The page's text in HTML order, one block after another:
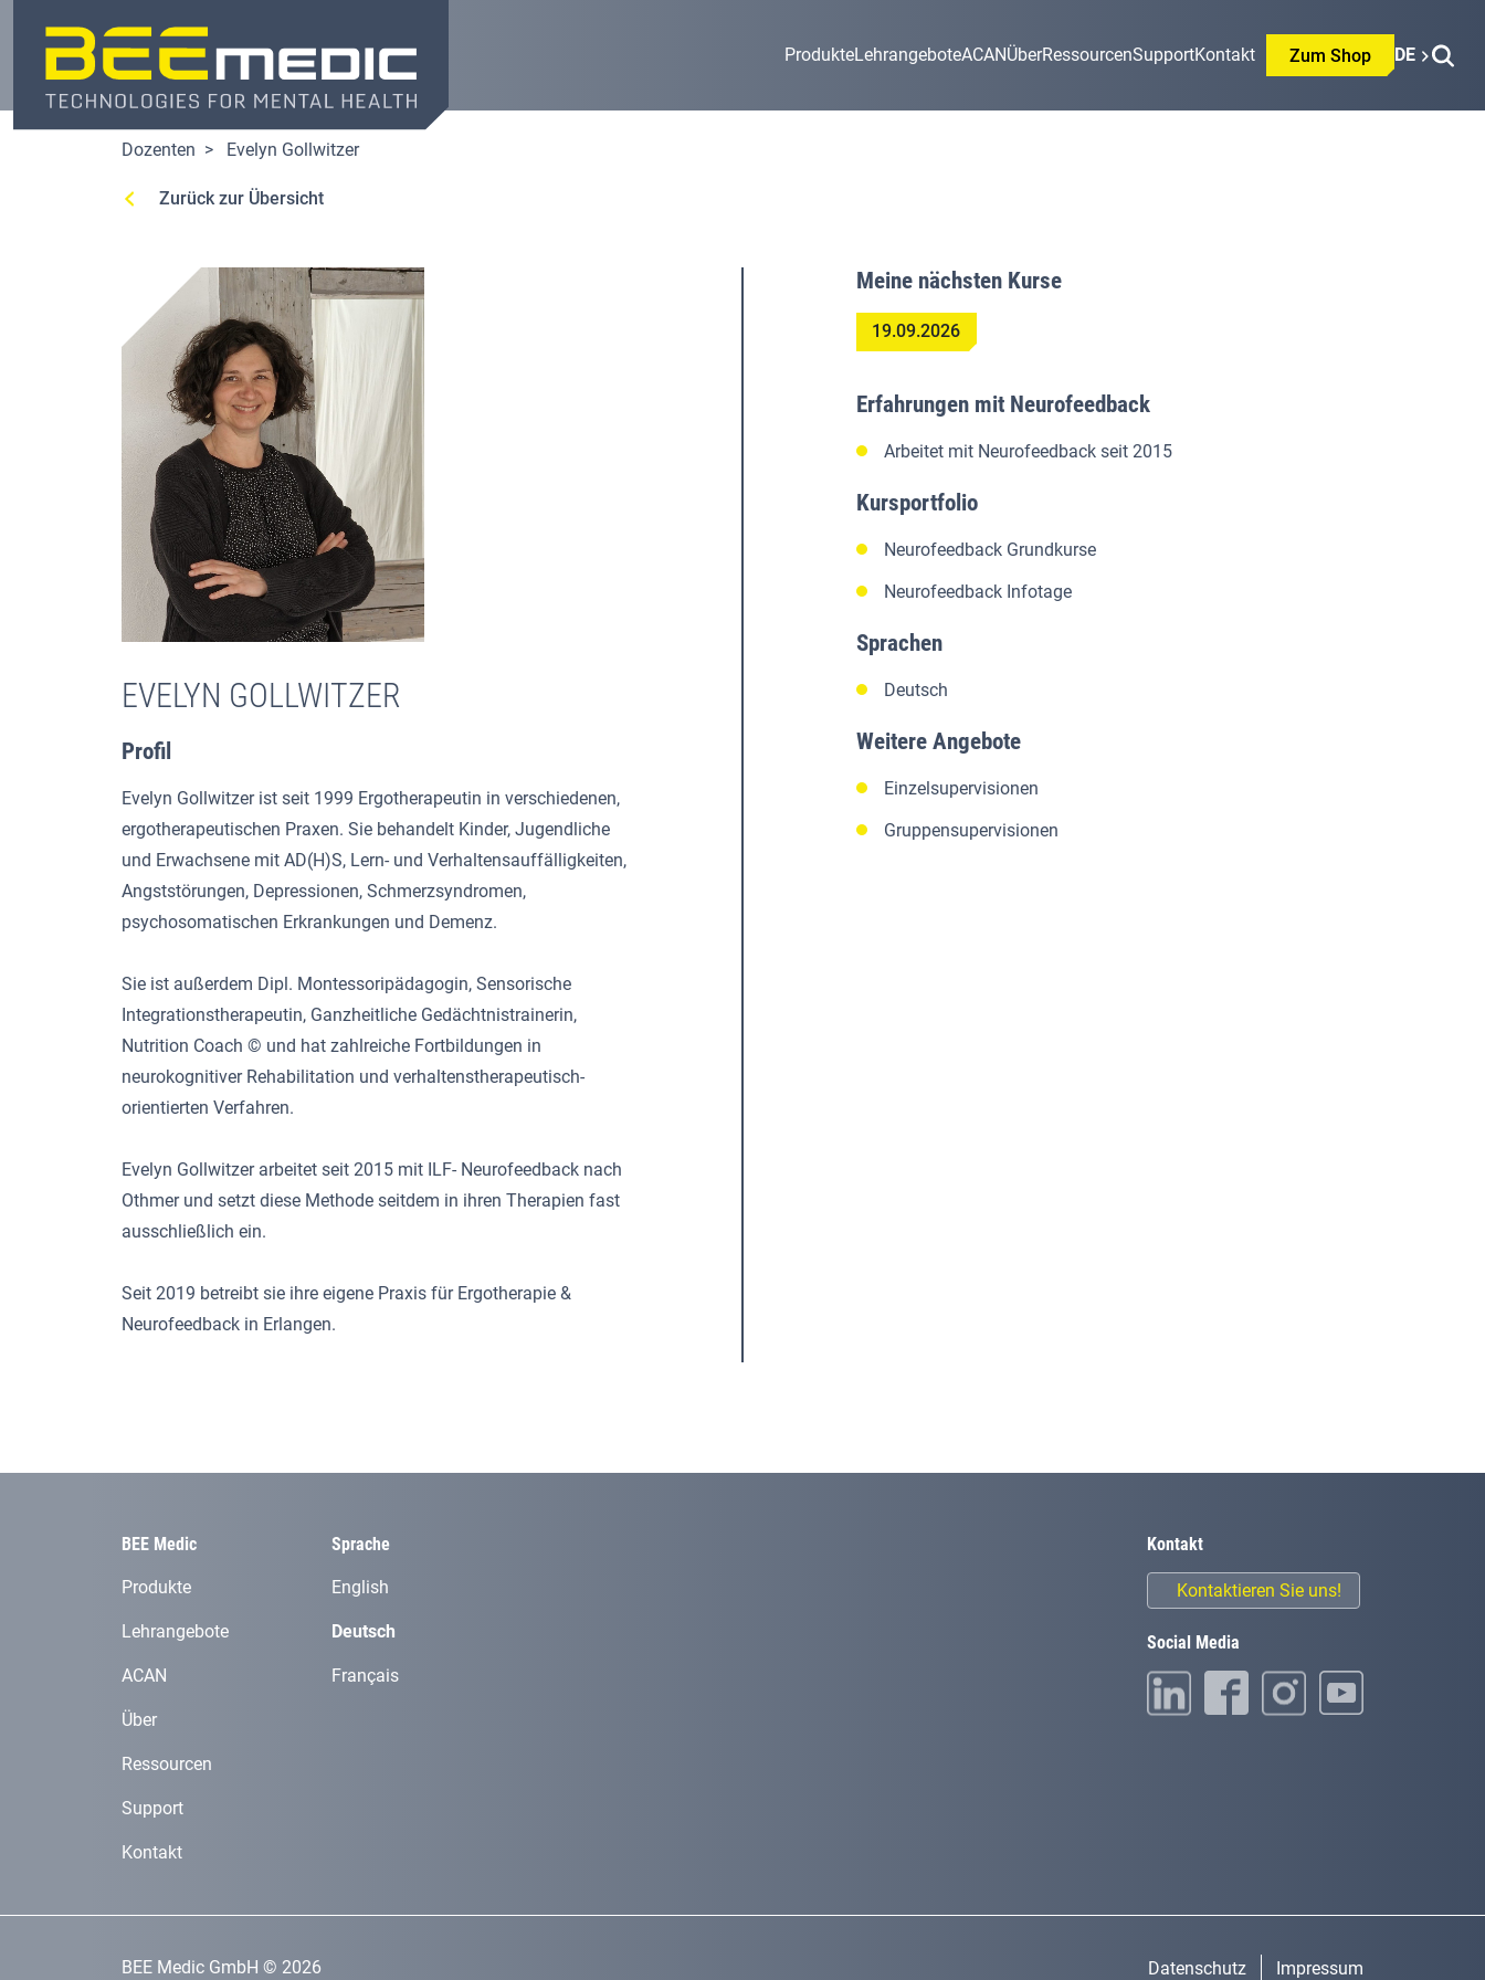
ProdukteLehrangeboteACANÜberRessourcenSupportKontakt Zum Shop DE
Dozenten Evelyn Gollwitzer
Zurück zur Übersicht
EVELYN GOLLWITZER
Profil
Evelyn Gollwitzer ist seit 1999 Ergotherapeutin in verschiedenen,
ergotherapeutischen Praxen. Sie behandelt Kinder, Jugendliche
und Erwachsene mit AD(H)S, Lern- und Verhaltensauffälligkeiten,
Angststörungen, Depressionen, Schmerzsyndromen,
psychosomatischen Erkrankungen und Demenz.
Sie ist außerdem Dipl. Montessoripädagogin, Sensorische
Integrationstherapeutin, Ganzheitliche Gedächtnistrainerin,
Nutrition Coach © und hat zahlreiche Fortbildungen in
neurokognitiver Rehabilitation und verhaltenstherapeutisch-
orientierten Verfahren.
Evelyn Gollwitzer arbeitet seit 2015 mit ILF- Neurofeedback nach
Othmer und setzt diese Methode seitdem in ihren Therapien fast
ausschließlich ein.
Seit 2019 betreibt sie ihre eigene Praxis für Ergotherapie &
Neurofeedback in Erlangen.
Meine nächsten Kurse
19.09.2026
Erfahrungen mit Neurofeedback
Arbeitet mit Neurofeedback seit 2015
Kursportfolio
Neurofeedback Grundkurse
Neurofeedback Infotage
Sprachen
Deutsch
Weitere Angebote
Einzelsupervisionen
Gruppensupervisionen
BEE Medic
Produkte
Lehrangebote
ACAN
Über
Ressourcen
Support
Kontakt
Sprache
English
Deutsch
Français
Kontakt
Kontaktieren Sie uns!
Social Media
BEE Medic GmbH © 2026 Datenschutz Impressum